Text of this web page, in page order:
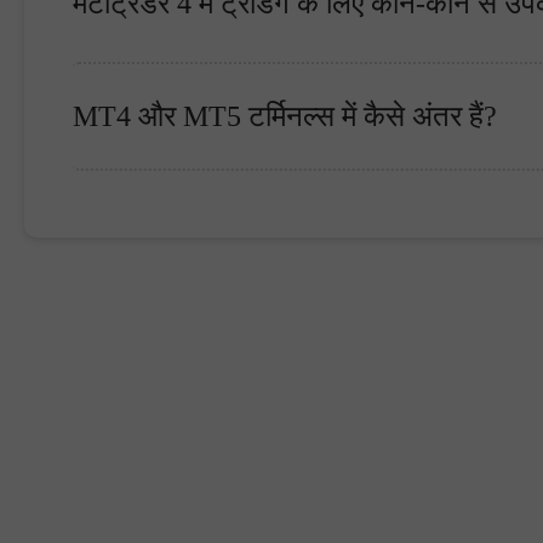
MT4 और MT5 टर्मिनल्स में कैसे अंतर हैं?